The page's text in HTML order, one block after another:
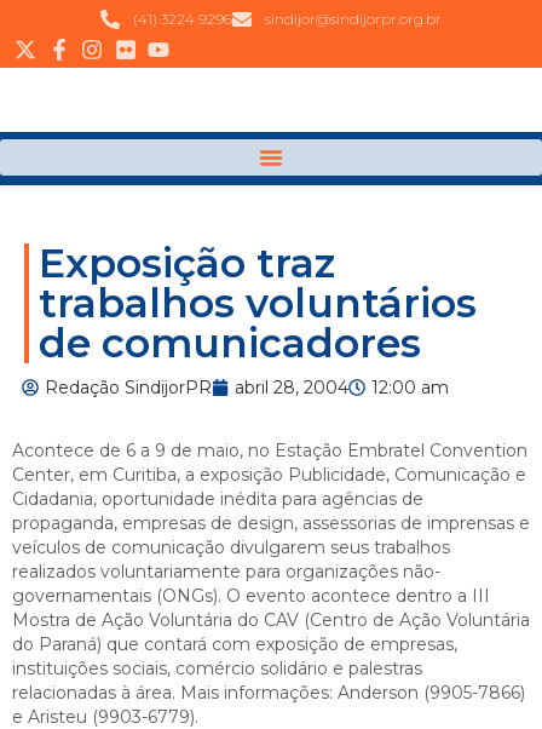
(41) 3224 9296 sindijor@sindijorpr.org.br
Exposição traz
trabalhos voluntários
de comunicadores
Redação SindijorPR abril 28, 2004 12:00 am
Acontece de 6 a 9 de maio, no Estação Embratel Convention
Center, em Curitiba, a exposição Publicidade, Comunicação e
Cidadania, oportunidade inédita para agências de
propaganda, empresas de design, assessorias de imprensas e
veículos de comunicação divulgarem seus trabalhos
realizados voluntariamente para organizações não-
governamentais (ONGs). O evento acontece dentro a III
Mostra de Ação Voluntária do CAV (Centro de Ação Voluntária
do Paraná) que contará com exposição de empresas,
instituições sociais, comércio solidário e palestras
relacionadas à área. Mais informações: Anderson (9905-7866)
e Aristeu (9903-6779).